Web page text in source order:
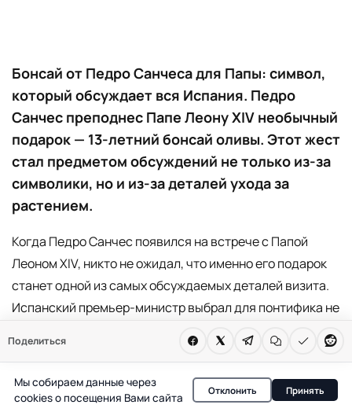
Поделиться
Бонсай от Педро Санчеса для Папы: символ,
который обсуждает вся Испания. Педро
Санчес преподнес Папе Леону XIV необычный
подарок — 13-летний бонсай оливы. Этот жест
стал предметом обсуждений не только из-за
символики, но и из-за деталей ухода за
растением.
Когда Педро Санчес появился на встрече с Папой
Леоном XIV, никто не ожидал, что именно его подарок
станет одной из самых обсуждаемых деталей визита.
Испанский премьер-министр выбрал для понтифика не
который мгновенно стал предметом разговоров в
светских кругах и медиа. Как отмечает Divinity, этот
подарок оказался не только красивым, но и
Мы собираем данные через
cookies о посещения Вами сайта
Отклонить Принять